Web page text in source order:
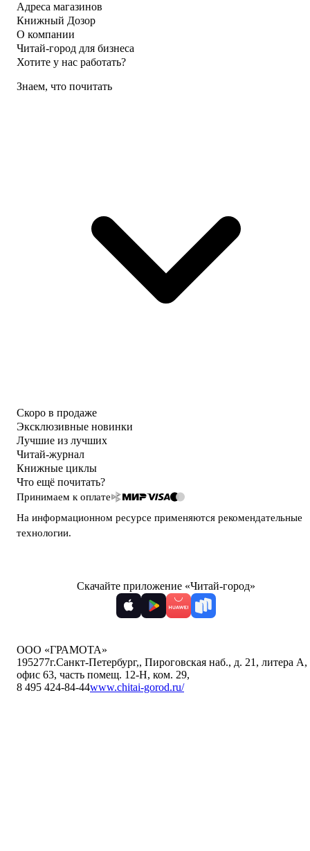
Адреса магазинов
Книжный Дозор
О компании
Читай-город для бизнеса
Хотите у нас работать?
Знаем, что почитать
Скоро в продаже
Эксклюзивные новинки
Лучшие из лучших
Читай-журнал
Книжные циклы
Что ещё почитать?
Принимаем к оплате
На информационном ресурсе применяются рекомендательные
технологии.
Скачайте приложение «Читай-город»
ООО «ГРАМОТА»
195277г.Санкт-Петербург,, Пироговская наб., д. 21, литера А,
офис 63, часть помещ. 12-Н, ком. 29,
8 495 424-84-44www.chitai-gorod.ru/